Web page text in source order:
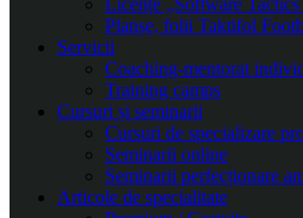
Licențe „Software
Planșe, folii Taktifol
Servicii
Coaching-mentorat
Training camps
Cursuri și seminarii
Cursuri de specializare
Seminarii online
Seminarii perfecționare
Articole de specialitate